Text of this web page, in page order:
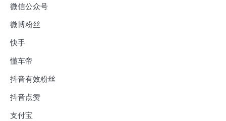
微信公众号
微博粉丝
快手
懂车帝
抖音有效粉丝
抖音点赞
支付宝